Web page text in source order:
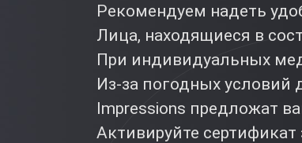
Рекомендуем надеть
Лица, находящиеся в
При индивидуальных
Из-за погодных условий
Impressions предложат
Активируйте